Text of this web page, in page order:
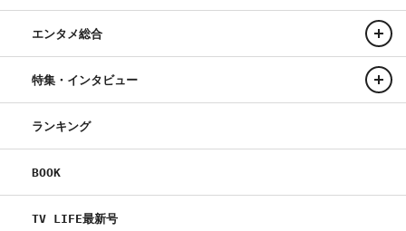
©2019「貞子」製作委員会
中田秀夫
清水尋也
エンタメ総合
特集・インタビュー
ランキング
BOOK
TV LIFE最新号